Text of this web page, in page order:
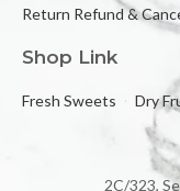
Return Refund &
Shop Link
Fresh Sweets Dry
2C/323,